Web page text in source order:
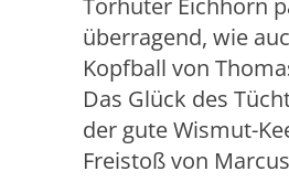
Torhüter Eichhorn
überragend, wie
Kopfball von
Das Glück des
der gute Wismut-
Freistoß von